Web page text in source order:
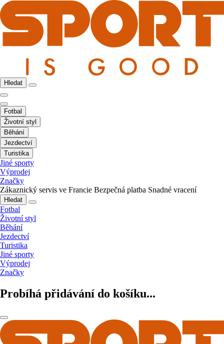
Hledat
Fotbal
Životní styl
Běhání
Jezdectví
Turistika
Jiné sporty
Výprodej
Značky
Zákaznický servis ve Francie Bezpečná platba Snadné vracení
Hledat
Fotbal
Životní styl
Běhání
Jezdectví
Turistika
Jiné sporty
Výprodej
Značky
Probíhá přidávání do košíku...